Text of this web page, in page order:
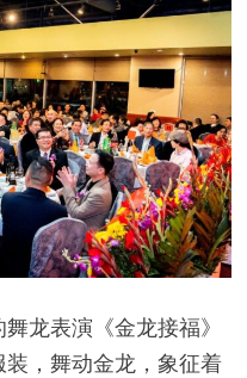
龙表演《金龙接福》
，舞动金龙，象征着